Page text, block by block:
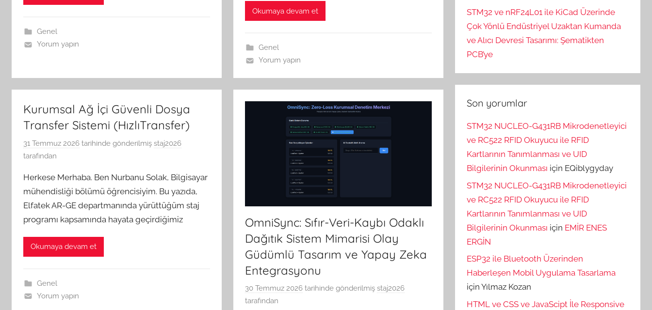
Genel
Yorum yapın
Okumaya devam et
Genel
Yorum yapın
Kurumsal Ağ İçi Güvenli Dosya
Transfer Sistemi (HızlıTransfer)
31 Temmuz 2026 tarihinde gönderilmiş staj2026
tarafından
Herkese Merhaba. Ben Nurbanu Solak, Bilgisayar
mühendisliği bölümü öğrencisiyim. Bu yazıda,
Elfatek AR-GE departmanında yürüttüğüm staj
programı kapsamında hayata geçirdiğimiz
Okumaya devam et
Genel
Yorum yapın
OmniSync: Sıfır-Veri-Kaybı Odaklı
Dağıtık Sistem Mimarisi Olay
Güdümlü Tasarım ve Yapay Zeka
Entegrasyonu
30 Temmuz 2026 tarihinde gönderilmiş staj2026
tarafından
STM32 ve nRF24L01 ile KiCad Üzerinde
Çok Yönlü Endüstriyel Uzaktan Kumanda
ve Alıcı Devresi Tasarımı: Şematikten
PCB’ye
Son yorumlar
STM32 NUCLEO-G431RB Mikrodenetleyici
ve RC522 RFID Okuyucu ile RFID
Kartlarının Tanımlanması ve UID
Bilgilerinin Okunması için EQiblygyday
STM32 NUCLEO-G431RB Mikrodenetleyici
ve RC522 RFID Okuyucu ile RFID
Kartlarının Tanımlanması ve UID
Bilgilerinin Okunması için EMİR ENES
ERGİN
ESP32 ile Bluetooth Üzerinden
Haberleşen Mobil Uygulama Tasarlama
içinYılmaz Kozan
HTML ve CSS ve JavaScipt İle Responsive